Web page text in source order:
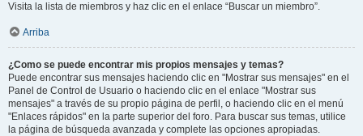
Visita la lista de miembros y haz clic en el enlace “Buscar un miembro”.
Arriba
¿Como se puede encontrar mis propios mensajes y temas?
Puede encontrar sus mensajes haciendo clic en "Mostrar sus mensajes" en el
Panel de Control de Usuario o haciendo clic en el enlace "Mostrar sus
mensajes" a través de su propio página de perfil, o haciendo clic en el menú
"Enlaces rápidos" en la parte superior del foro. Para buscar sus temas, utilice
la página de búsqueda avanzada y complete las opciones apropiadas.